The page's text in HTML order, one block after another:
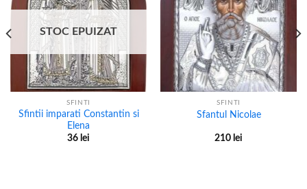
STOC EPUIZAT
SFINTI
Sfintii imparati Constantin si
Elena
36 lei
SFINTI
Sfantul Nicolae
210 lei